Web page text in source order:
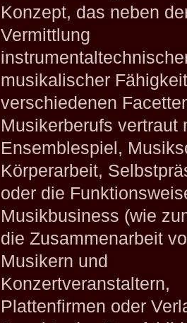
Konzept, das neben
Vermittlung
musikalischer
verschiedenen
Musikerberufs vertraut
Ensemblespiel,
Körperarbeit,
oder die
Musikbusiness (wie
die Zusammenarbeit
Musikern und
Konzertveranstaltern,
Plattenfirmen oder